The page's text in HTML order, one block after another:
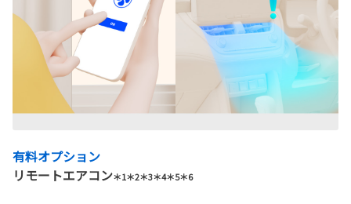
有料オプション
リモートエアコン＊1＊2＊3＊4＊5＊6